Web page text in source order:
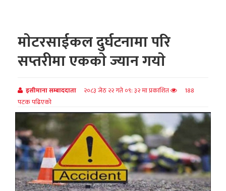
माेटरसाईकल दुर्घटनामा परि
सप्तरीमा एककाे ज्यान गयाे
इसीमाना सम्बाददाता २०८३ जेठ २२ गते ०९: ३२ मा प्रकाशित
188
पटक पढिएको